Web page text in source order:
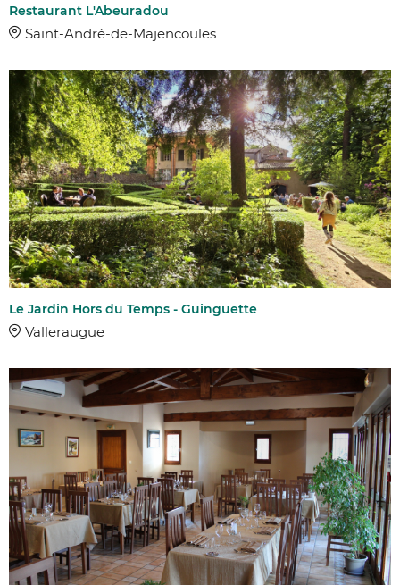
Restaurant L'Abeuradou
Saint-André-de-Majencoules
Le Jardin Hors du Temps - Guinguette
Valleraugue